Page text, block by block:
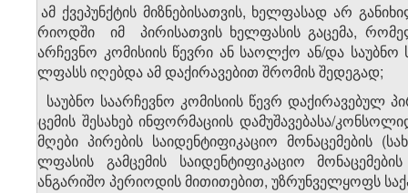
ბ) ამ ქვეპუნქტის მიზნებისათვის, ხელფასად არ
პერიოდში იმ პირისათვის ხელფასის გაცემა,
საარჩევნო კომისიის წევრი ან საოლქო ან/და
ხელფასს იღებდა ამ დაქირავებით შრომის შედეგად;
გ) საუბნო საარჩევნო კომისიის წევრ დაქირავებულ
გაცემის შესახებ ინფორმაციის დამუშავებასა/
მიმღები პირების საიდენტიფიკაციო
ხელფასის გამცემის საიდენტიფიკაციო
საანგარიშო პერიოდის მითითებით, უზრუნველყოფს